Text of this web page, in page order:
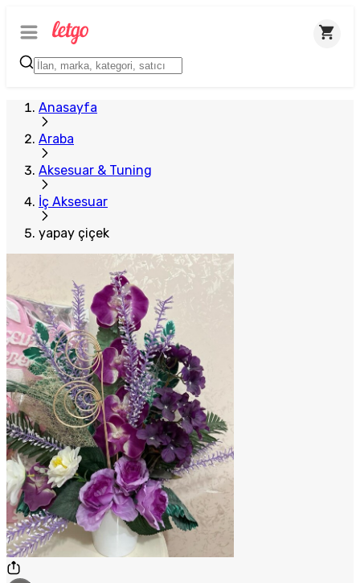
Anasayfa
Araba
Aksesuar & Tuning
İç Aksesuar
yapay çiçek